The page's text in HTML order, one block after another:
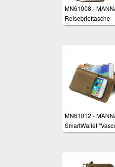
MN61008 -
Reisebrieftasche
Geldbörse Tasche
P10 Plus, Galaxy
Edge Plus
MN61012 -
SmartWallet